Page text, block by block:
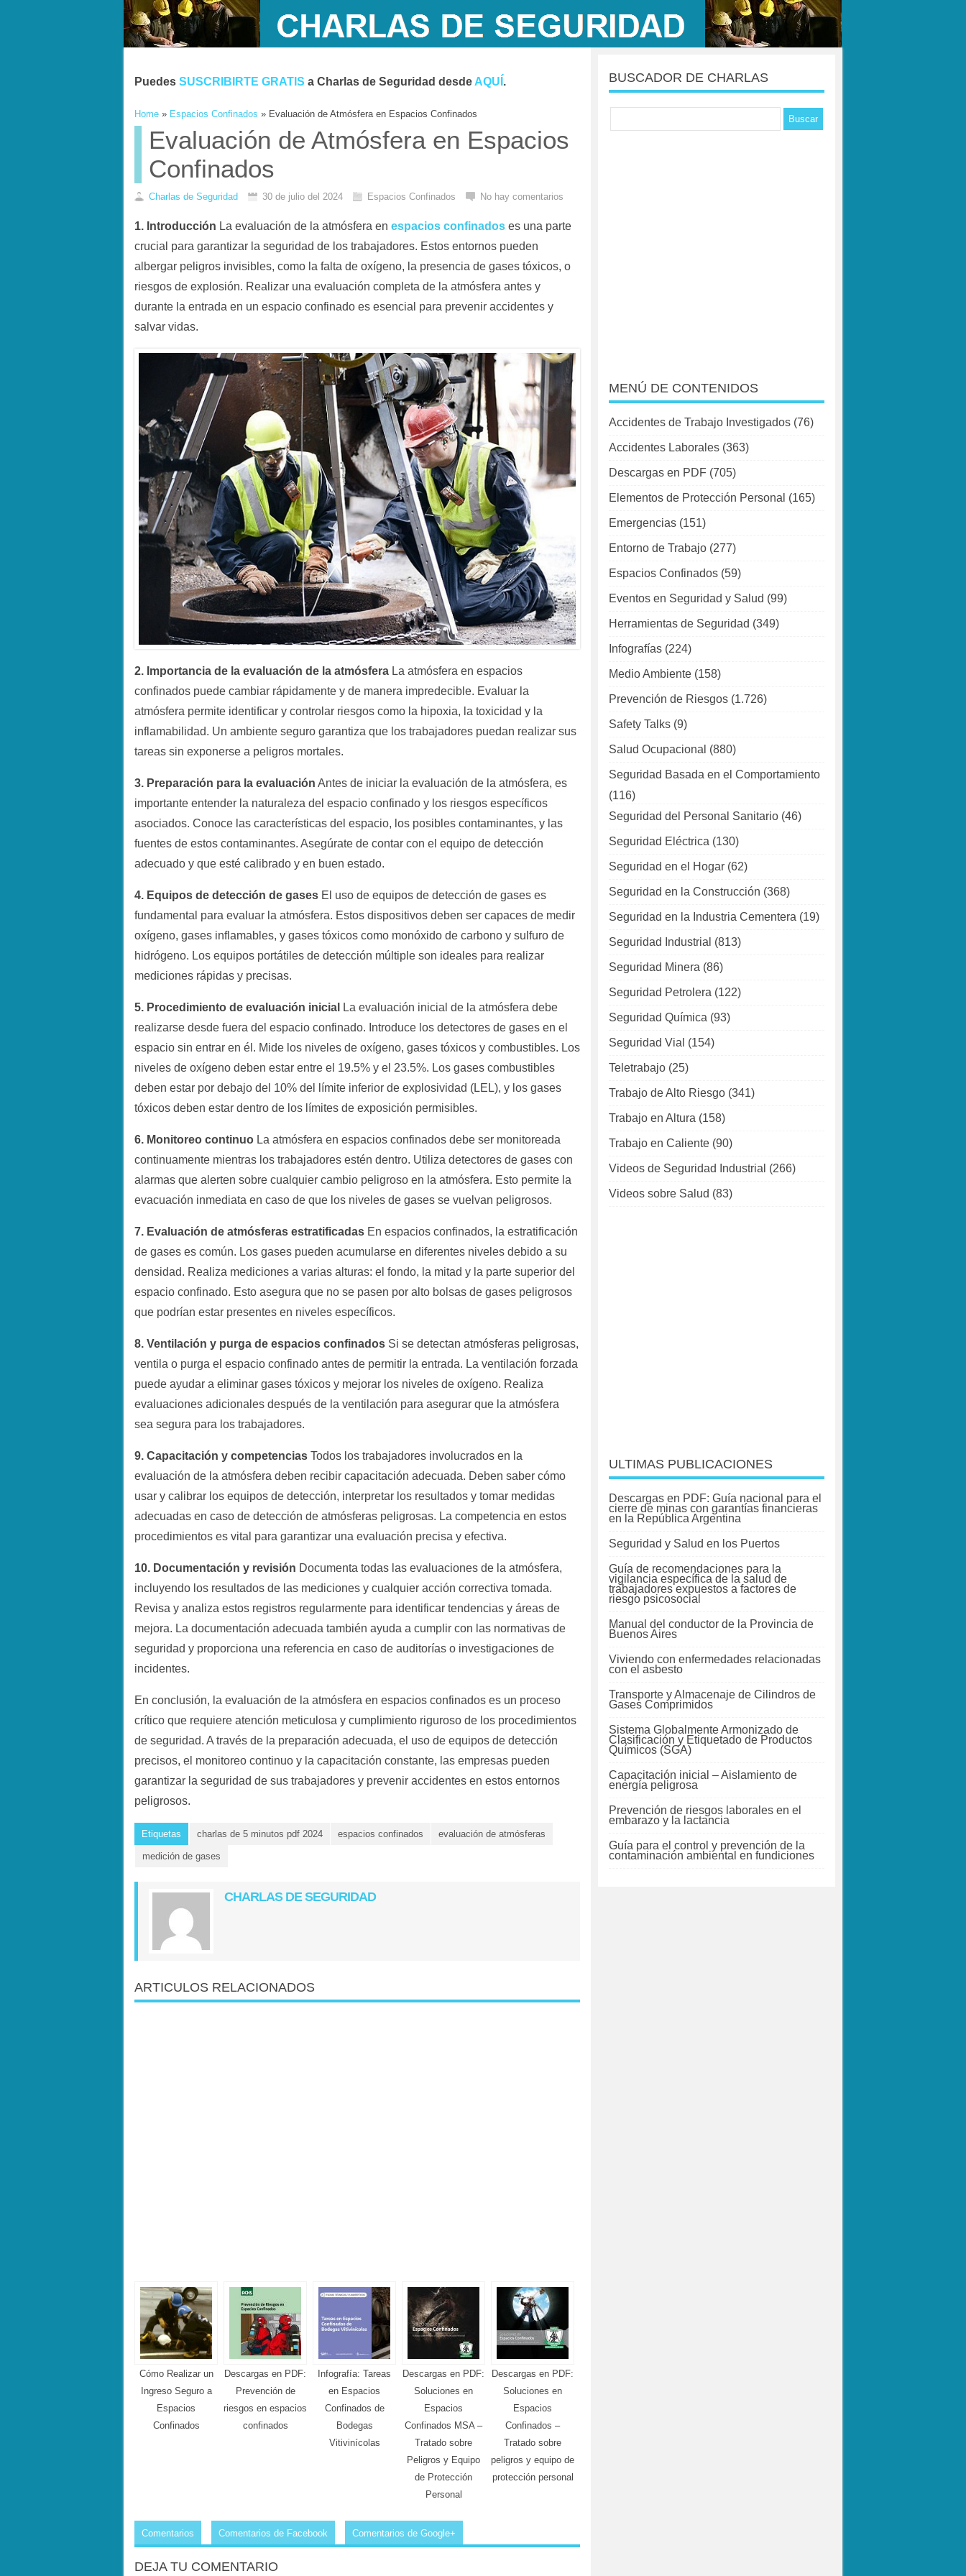
Puedes SUSCRIBIRTE GRATIS a Charlas de Seguridad desde AQUÍ .
Home » Espacios Confinados » Evaluación de Atmósfera en Espacios Confinados
Evaluación de Atmósfera en Espacios
Confinados
Charlas de Seguridad 30 de julio del 2024 Espacios Confinados No hay comentarios
1. Introducción La evaluación de la atmósfera en espacios confinados es una parte
crucial para garantizar la seguridad de los trabajadores. Estos entornos pueden
albergar peligros invisibles, como la falta de oxígeno, la presencia de gases tóxicos, o
riesgos de explosión. Realizar una evaluación completa de la atmósfera antes y
durante la entrada en un espacio confinado es esencial para prevenir accidentes y
salvar vidas.
2. Importancia de la evaluación de la atmósfera La atmósfera en espacios
confinados puede cambiar rápidamente y de manera impredecible. Evaluar la
atmósfera permite identificar y controlar riesgos como la hipoxia, la toxicidad y la
inflamabilidad. Un ambiente seguro garantiza que los trabajadores puedan realizar sus
tareas sin exponerse a peligros mortales.
3. Preparación para la evaluación Antes de iniciar la evaluación de la atmósfera, es
importante entender la naturaleza del espacio confinado y los riesgos específicos
asociados. Conoce las características del espacio, los posibles contaminantes, y las
fuentes de estos contaminantes. Asegúrate de contar con el equipo de detección
adecuado y que esté calibrado y en buen estado.
4. Equipos de detección de gases El uso de equipos de detección de gases es
fundamental para evaluar la atmósfera. Estos dispositivos deben ser capaces de medir
oxígeno, gases inflamables, y gases tóxicos como monóxido de carbono y sulfuro de
hidrógeno. Los equipos portátiles de detección múltiple son ideales para realizar
mediciones rápidas y precisas.
5. Procedimiento de evaluación inicial
La evaluación inicial de la atmósfera debe
realizarse desde fuera del espacio confinado. Introduce los detectores de gases en el
espacio sin entrar en él. Mide los niveles de oxígeno, gases tóxicos y combustibles. Los
niveles de oxígeno deben estar entre el 19.5% y el 23.5%. Los gases combustibles
deben estar por debajo del 10% del límite inferior de explosividad (LEL), y los gases
tóxicos deben estar dentro de los límites de exposición permisibles.
6. Monitoreo continuo La atmósfera en espacios confinados debe ser monitoreada
continuamente mientras los trabajadores estén dentro. Utiliza detectores de gases con
alarmas que alerten sobre cualquier cambio peligroso en la atmósfera. Esto permite la
evacuación inmediata en caso de que los niveles de gases se vuelvan peligrosos.
7. Evaluación de atmósferas estratificadas En espacios confinados, la estratificación
de gases es común. Los gases pueden acumularse en diferentes niveles debido a su
densidad. Realiza mediciones a varias alturas: el fondo, la mitad y la parte superior del
espacio confinado. Esto asegura que no se pasen por alto bolsas de gases peligrosos
que podrían estar presentes en niveles específicos.
8. Ventilación y purga de espacios confinados Si se detectan atmósferas peligrosas,
ventila o purga el espacio confinado antes de permitir la entrada. La ventilación forzada
puede ayudar a eliminar gases tóxicos y mejorar los niveles de oxígeno. Realiza
evaluaciones adicionales después de la ventilación para asegurar que la atmósfera
sea segura para los trabajadores.
9. Capacitación y competencias Todos los trabajadores involucrados en la
evaluación de la atmósfera deben recibir capacitación adecuada. Deben saber cómo
usar y calibrar los equipos de detección, interpretar los resultados y tomar medidas
adecuadas en caso de detección de atmósferas peligrosas. La competencia en estos
procedimientos es vital para garantizar una evaluación precisa y efectiva.
10. Documentación y revisión Documenta todas las evaluaciones de la atmósfera,
incluyendo los resultados de las mediciones y cualquier acción correctiva tomada.
Revisa y analiza estos registros regularmente para identificar tendencias y áreas de
mejora. La documentación adecuada también ayuda a cumplir con las normativas de
seguridad y proporciona una referencia en caso de auditorías o investigaciones de
incidentes.
En conclusión, la evaluación de la atmósfera en espacios confinados es un proceso
crítico que requiere atención meticulosa y cumplimiento riguroso de los procedimientos
de seguridad. A través de la preparación adecuada, el uso de equipos de detección
precisos, el monitoreo continuo y la capacitación constante, las empresas pueden
garantizar la seguridad de sus trabajadores y prevenir accidentes en estos entornos
peligrosos.
Etiquetas charlas de 5 minutos pdf 2024 espacios confinados evaluación de atmósferas
medición de gases
CHARLAS DE SEGURIDAD
ARTICULOS RELACIONADOS
Cómo Realizar un
Ingreso Seguro a
Espacios
Confinados
Descargas en PDF:
Prevención de
riesgos en espacios
confinados
Infografía: Tareas
en Espacios
Confinados de
Bodegas
Vitivinícolas
Descargas en PDF:
Soluciones en
Espacios
Confinados MSA –
Tratado sobre
Peligros y Equipo
de Protección
Personal
Descargas en PDF:
Soluciones en
Espacios
Confinados –
Tratado sobre
peligros y equipo de
protección personal
Comentarios Comentarios de Facebook Comentarios de Google+
DEJA TU COMENTARIO
BUSCADOR DE CHARLAS
MENÚ DE CONTENIDOS
Accidentes de Trabajo Investigados (76)
Accidentes Laborales (363)
Descargas en PDF (705)
Elementos de Protección Personal (165)
Emergencias (151)
Entorno de Trabajo (277)
Espacios Confinados (59)
Eventos en Seguridad y Salud (99)
Herramientas de Seguridad (349)
Infografías (224)
Medio Ambiente (158)
Prevención de Riesgos (1.726)
Safety Talks (9)
Salud Ocupacional (880)
Seguridad Basada en el Comportamiento
(116)
Seguridad del Personal Sanitario (46)
Seguridad Eléctrica (130)
Seguridad en el Hogar (62)
Seguridad en la Construcción (368)
Seguridad en la Industria Cementera (19)
Seguridad Industrial (813)
Seguridad Minera (86)
Seguridad Petrolera (122)
Seguridad Química (93)
Seguridad Vial (154)
Teletrabajo (25)
Trabajo de Alto Riesgo (341)
Trabajo en Altura (158)
Trabajo en Caliente (90)
Videos de Seguridad Industrial (266)
Videos sobre Salud (83)
ULTIMAS PUBLICACIONES
Descargas en PDF: Guía nacional para el
cierre de minas con garantías financieras
en la República Argentina
Seguridad y Salud en los Puertos
Guía de recomendaciones para la
vigilancia específica de la salud de
trabajadores expuestos a factores de
riesgo psicosocial
Manual del conductor de la Provincia de
Buenos Aires
Viviendo con enfermedades relacionadas
con el asbesto
Transporte y Almacenaje de Cilindros de
Gases Comprimidos
Sistema Globalmente Armonizado de
Clasificación y Etiquetado de Productos
Químicos (SGA)
Capacitación inicial – Aislamiento de
energía peligrosa
Prevención de riesgos laborales en el
embarazo y la lactancia
Guía para el control y prevención de la
contaminación ambiental en fundiciones